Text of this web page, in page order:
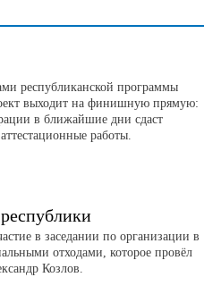
республиканской программы
выходит на финишную прямую:
в ближайшие дни сдаст
работы.
в заседании по организации в
отходами, которое провёл
Козлов.